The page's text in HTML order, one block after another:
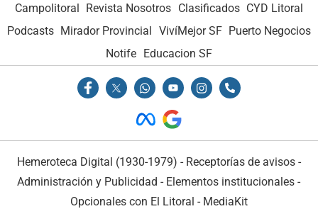
Campolitoral Revista Nosotros Clasificados CYD Litoral
Podcasts Mirador Provincial VivíMejor SF Puerto Negocios
Notife Educacion SF
Hemeroteca Digital (1930-1979) - Receptorías de avisos -
Administración y Publicidad - Elementos institucionales -
Opcionales con El Litoral - MediaKit